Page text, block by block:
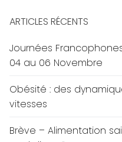
ARTICLES RÉCENTS
Journées
04 au 06 Novembre
Obésité : des
vitesses
Brève – Alimentation